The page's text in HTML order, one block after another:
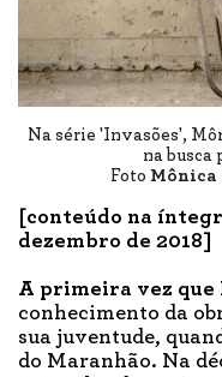
Na série 'Invasões',
na busca
Foto Mônica
[conteúdo na
dezembro de 2018]
A primeira vez
conhecimento da
sua juventude,
do Maranhão. Na